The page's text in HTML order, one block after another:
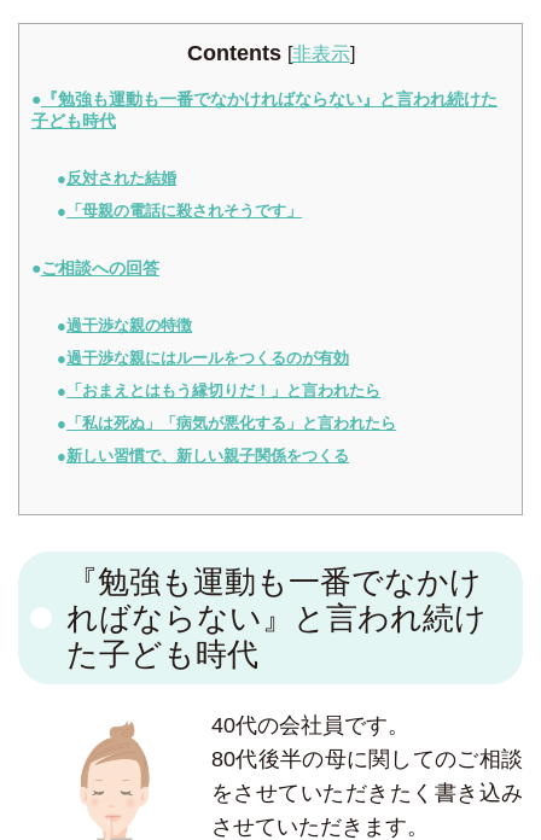
Contents [非表示]
『勉強も運動も一番でなかければならない』と言われ続けた
子ども時代
反対された結婚
「母親の電話に殺されそうです」
ご相談への回答
過干渉な親の特徴
過干渉な親にはルールをつくるのが有効
「おまえとはもう縁切りだ！」と言われたら
「私は死ぬ」「病気が悪化する」と言われたら
新しい習慣で、新しい親子関係をつくる
『勉強も運動も一番でなかけ
ればならない』と言われ続け
た子ども時代
40代の会社員です。
80代後半の母に関してのご相談
をさせていただきたく書き込み
させていただきます。